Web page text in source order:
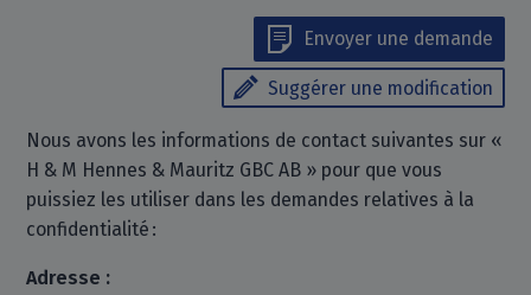
Envoyer une demande
Suggérer une modification
Nous avons les informations de contact suivantes sur «
H & M Hennes & Mauritz GBC AB » pour que vous
puissiez les utiliser dans les demandes relatives à la
confidentialité :
Adresse :